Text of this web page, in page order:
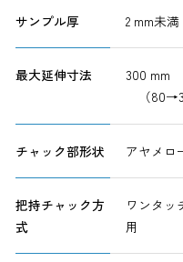
サンプル厚 2 mm未満
最大延伸寸法
300 mm
（
チャック部形状 アヤメロ
把持チャック方
式
ワンタッ
用